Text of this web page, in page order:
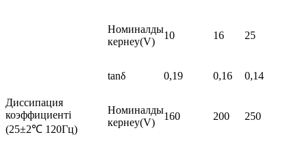
Диссипация
коэффициенті
(25±2℃ 120Гц)
Номиналды
кернеу(V)
10 16 25
tanδ 0,19 0,16 0,14
Номиналды
кернеу(V)
160 200 250